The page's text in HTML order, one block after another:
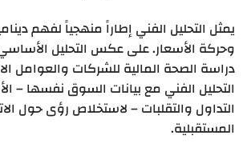
يمثل التحليل الفني إطاراً منهجياً لفهم
وحركة الأسعار. على عكس التحليل
دراسة الصحة المالية للشركات والعوامل
التحليل الفني مع بيانات السوق نفسها –
التداول والتقلبات – لاستخلاص رؤى حول
المستقبلية.